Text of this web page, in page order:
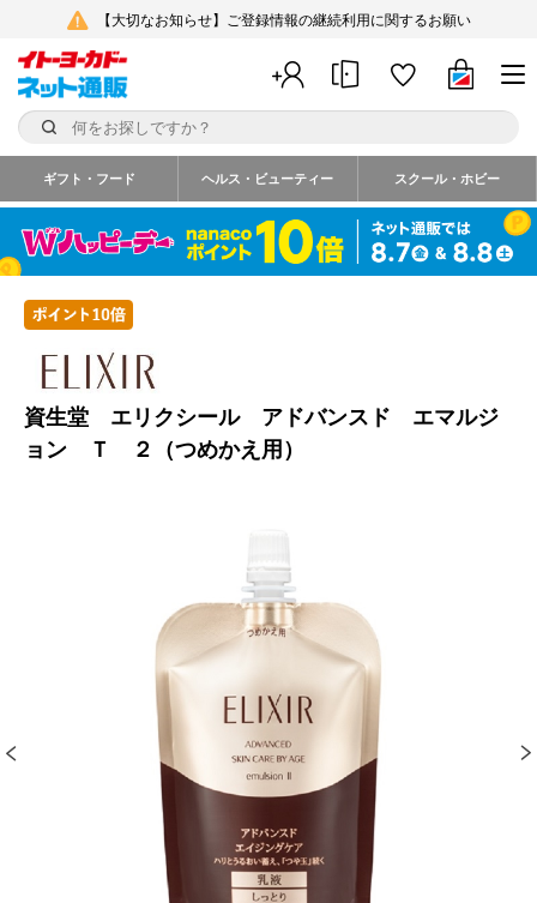
【大切なお知らせ】ご登録情報の継続利用に関するお願い
ギフト・フード ヘルス・ビューティー スクール・ホビー
資生堂 エリクシール アドバンスド エマルジ
ョン Ｔ ２（つめかえ用）